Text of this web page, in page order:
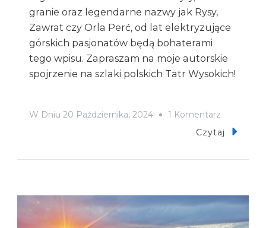
granie oraz legendarne nazwy jak Rysy,
Zawrat czy Orla Perć, od lat elektryzujące
górskich pasjonatów będą bohaterami
tego wpisu. Zapraszam na moje autorskie
spojrzenie na szlaki polskich Tatr Wysokich!
W Dniu 20 Października, 2024 1 Komentarz
Tatrach
(część
Czytaj